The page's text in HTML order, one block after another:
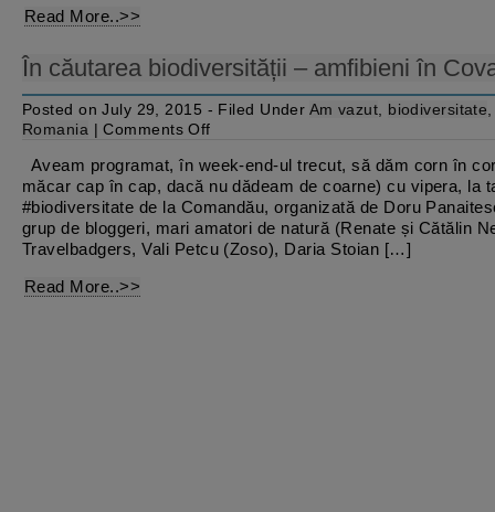
Read More..>>
În căutarea biodiversității – amfibieni în
Posted on July 29, 2015 - Filed Under Am vazut biodiversitate
Romania |Comments Offon
căutarea
biodiversității
–
amfibieni
Covasna
Aveam programat, în week-end-ul trecut, să dăm corn în
măcar cap în cap, dacă nu dădeam de coarne) cu vipera, la
#biodiversitate de la Comandău, organizată de Doru
grup de bloggeri, mari amatori de natură (Renate și Cătălin
Travelbadgers, Vali Petcu (Zoso), Daria Stoian […]
Read More..>>